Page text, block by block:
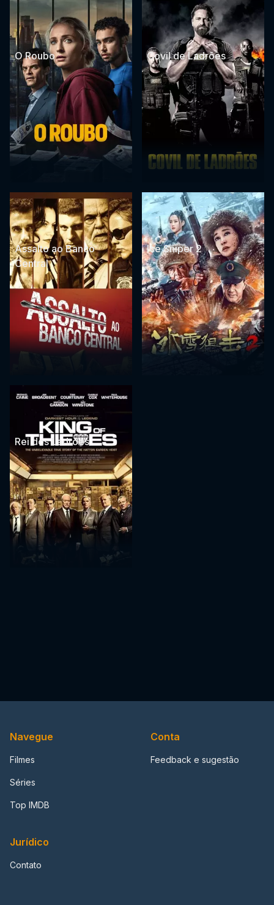
O Roubo Covil de Ladrões
Assalto ao Banco
Central
Ice Sniper 2
Rei dos Ladrões
Navegue
Filmes
Séries
Top IMDB
Conta
Feedback e sugestão
Jurídico
Contato